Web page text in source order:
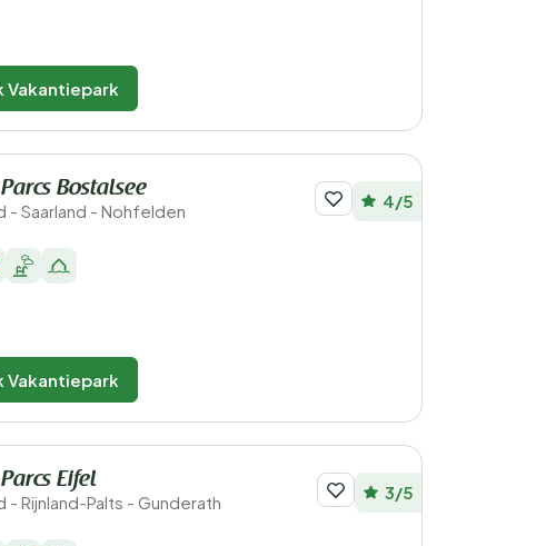
Vakantiepark
Bostalsee
- Saarland - Nohfelden 4/5
Vakantiepark
Eifel
- Rijnland-Palts - Gunderath 3/5